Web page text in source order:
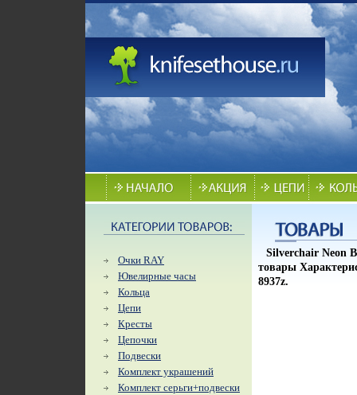
Очки RAY
Ювелирные часы
Кольца
Цепи
Кресты
Цепочки
Подвески
Комплект украшений
Комплект серьги+подвески
Silverchair Neon
товары
8937z.